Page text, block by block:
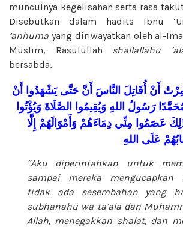
munculnya kegelisahan serta rasa
Disebutkan dalam hadits Ibnu
‘anhuma yang diriwayatkan oleh al-
Muslim, Rasulullah shallallahu
bersabda,
أَنْ أُقَاتِلَ النَّاسَ أَنَّ حَتَّى يَشْهَدُوا أَنْ
رَسُولُ اللهِ وَيُقِيمُوا الصَّلَاةَ وَيُؤْتُوا
عَصَمُوا مِنِّي دِمَاءَهُمْ وَأَمْوَالَهُمْ إِلَّا
عَلَى اللهِ
“Aku diperintahkan untuk
sampai mereka mengucapkan
tidak ada sesembahan yang
subhanahu wa ta’ala dan
Allah, menegakkan shalat, dan